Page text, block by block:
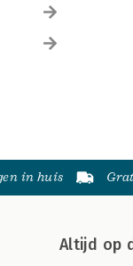
in huis
Altijd op